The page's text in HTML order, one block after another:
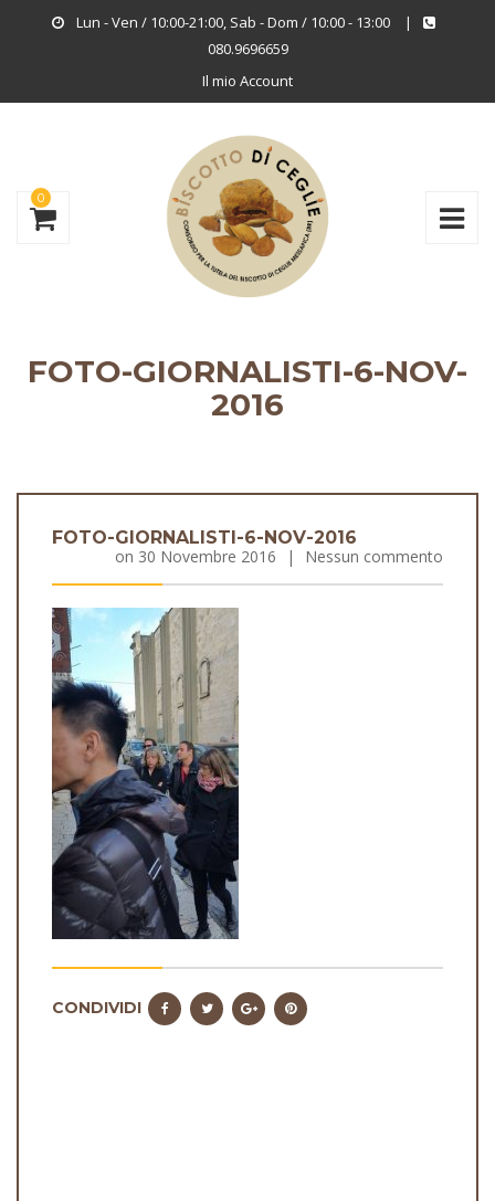
Lun - Ven / 10:00-21:00, Sab - Dom / 10:00 - 13:00
|
080.9696659
Il mio Account
0
FOTO-GIORNALISTI-6-NOV-
2016
FOTO-GIORNALISTI-6-NOV-2016
on 30 Novembre 2016 | Nessun commento
CONDIVIDI